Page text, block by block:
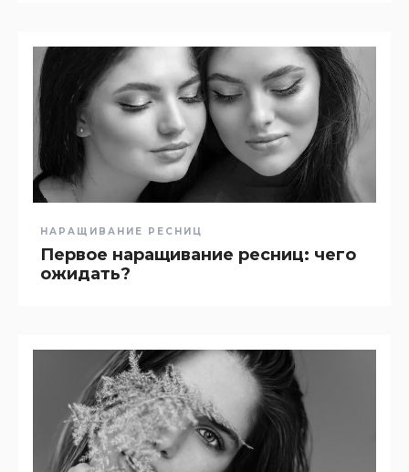
НАРАЩИВАНИЕ РЕСНИЦ
Первое наращивание ресниц: чего
ожидать?